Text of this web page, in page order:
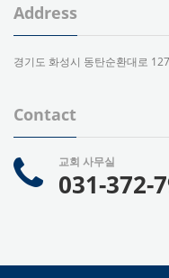
Address
경기도 화성시 동탄순환대로
Contact
교회 사무실
031-372-